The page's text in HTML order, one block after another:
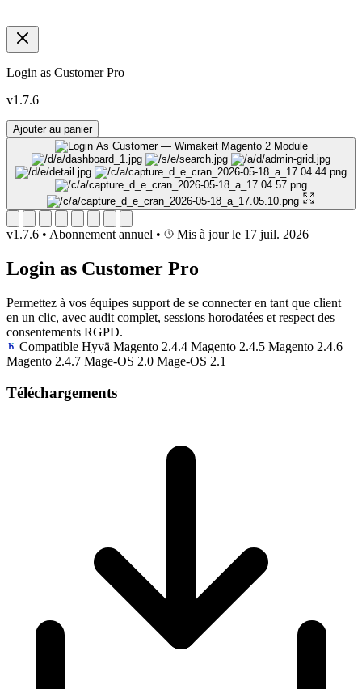
Login as Customer Pro
v1.7.6
Ajouter au panier
v1.7.6 • Abonnement annuel • Mis à jour le 17 juil. 2026
Login as Customer Pro
Permettez à vos équipes support de se connecter en tant que client
en un clic, avec audit complet, sessions horodatées et respect des
consentements RGPD.
Compatible Hyvä Magento 2.4.4 Magento 2.4.5 Magento 2.4.6
Magento 2.4.7 Mage-OS 2.0 Mage-OS 2.1
Téléchargements